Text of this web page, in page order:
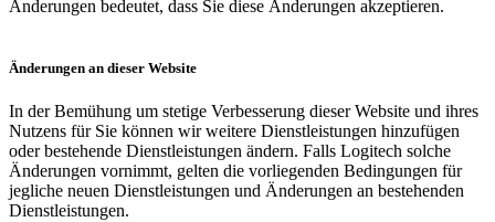
Änderungen bedeutet, dass Sie diese Änderungen akzeptieren.
Änderungen an dieser Website
In der Bemühung um stetige Verbesserung dieser Website und ihres
Nutzens für Sie können wir weitere Dienstleistungen hinzufügen
oder bestehende Dienstleistungen ändern. Falls Logitech solche
Änderungen vornimmt, gelten die vorliegenden Bedingungen für
jegliche neuen Dienstleistungen und Änderungen an bestehenden
Dienstleistungen.